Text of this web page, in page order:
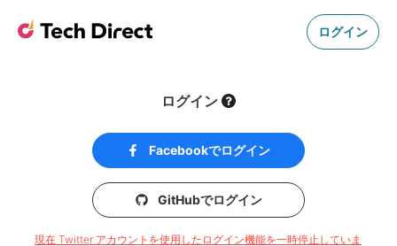
ログイン
ログイン
Facebookでログイン
GitHubでログイン
現在 Twitter アカウントを使用したログイン機能を一時停止していま